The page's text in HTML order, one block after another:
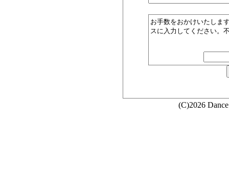
お手数をおかけいたしま
スに入力してください。
(C)2026